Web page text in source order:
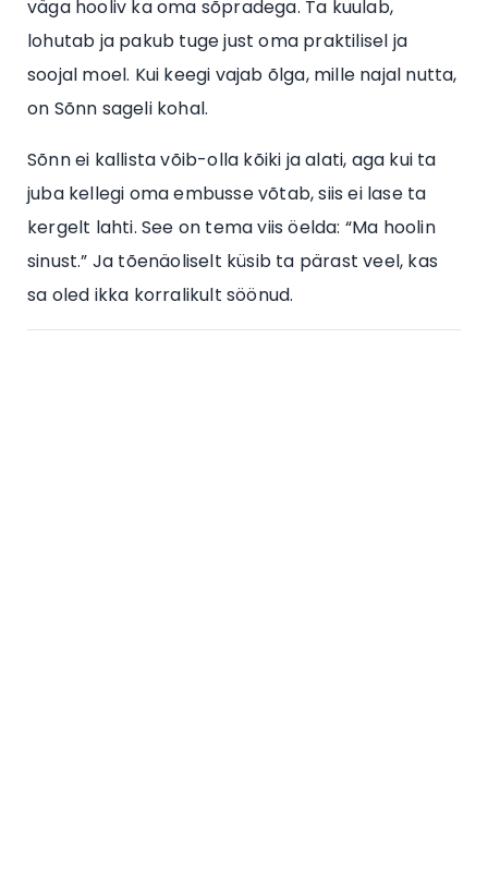
väga hooliv ka oma sõpradega. Ta kuulab,
lohutab ja pakub tuge just oma praktilisel ja
soojal moel. Kui keegi vajab õlga, mille najal nutta,
on Sõnn sageli kohal.
Sõnn ei kallista võib-olla kõiki ja alati, aga kui ta
juba kellegi oma embusse võtab, siis ei lase ta
kergelt lahti. See on tema viis öelda: “Ma hoolin
sinust.” Ja tõenäoliselt küsib ta pärast veel, kas
sa oled ikka korralikult söönud.